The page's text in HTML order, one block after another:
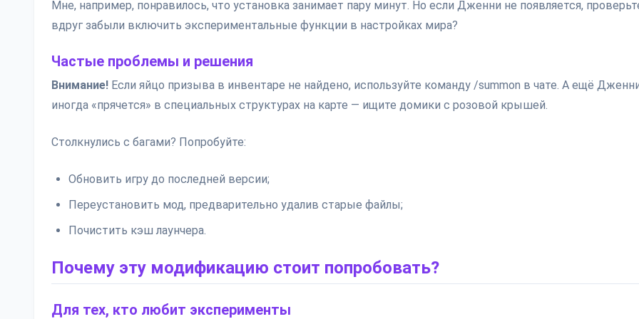
Мне, например, понравилось, что установка занимает пару минут. Но если Дженни не появляется,
вдруг забыли включить экспериментальные функции в настройках мира?
Частые проблемы и решения
Внимание! Если яйцо призыва в инвентаре не найдено, используйте команду /summon в чате. А ещё
иногда «прячется» в специальных структурах на карте — ищите домики с розовой крышей.
Столкнулись с багами? Попробуйте:
Обновить игру до последней версии;
Переустановить мод, предварительно удалив старые файлы;
Почистить кэш лаунчера.
Почему эту модификацию стоит попробовать?
Для тех, кто любит эксперименты